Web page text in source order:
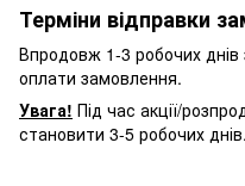
Терміни відправки
Впродовж 1-3 робочих
оплати замовлення.
Увага! Під час акції/
становити 3-5 робочих днів.